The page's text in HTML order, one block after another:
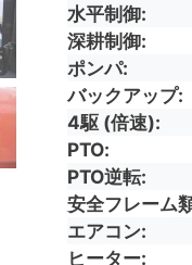
水平制御
深耕制御
ポンパ
バックアップ
4駆 (倍速)
PTO
PTO逆転
安全フレーム
エアコン
ヒーター